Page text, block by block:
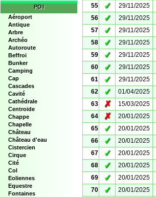
POI
Aéroport
Antique
Arbre
Archéo
Autoroute
Beffroi
Bunker
Camping
Cap
Cascades
Cavité
Cathédrale
Centroide
Chappe
Chapelle
Château
Château d'eau
Cistercien
Cirque
Cité
Col
Eoliennes
Equestre
Fontaines
55
✓ 29/11/2025
56
✓ 29/11/2025
57
✓ 29/11/2025
58
✓ 29/11/2025
59
✓ 29/11/2025
60
✓ 29/11/2025
61
✓ 29/11/2025
62
✓ 01/04/2025
63
✗ 15/03/2025
64
✗ 20/01/2025
65
✓ 20/01/2025
66
✓ 20/01/2025
67
✓ 20/01/2025
68
✓ 20/01/2025
69
✓ 20/01/2025
70
✓ 20/01/2025